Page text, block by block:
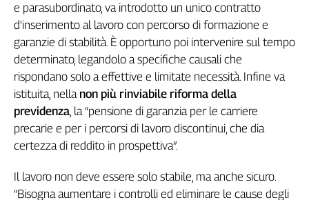
e parasubordinato, va introdotto un unico contratto
d'inserimento al lavoro con percorso di formazione e
garanzie di stabilità. È opportuno poi intervenire sul tempo
determinato, legandolo a specifiche causali che
rispondano solo a effettive e limitate necessità. Infine va
istituita, nella non più rinviabile riforma della
previdenza, la “pensione di garanzia per le carriere
precarie e per i percorsi di lavoro discontinui, che dia
certezza di reddito in prospettiva”.
Il lavoro non deve essere solo stabile, ma anche sicuro.
“Bisogna aumentare i controlli ed eliminare le cause degli